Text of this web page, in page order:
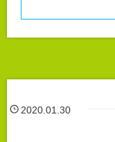
2020.01.30